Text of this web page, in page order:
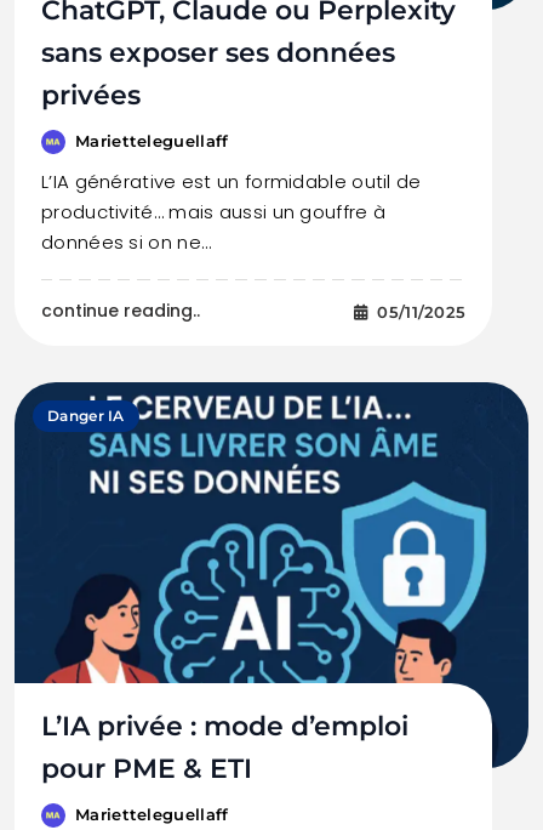
ChatGPT, Claude ou Perplexity
sans exposer ses données
privées
Marietteleguellaff
L’IA générative est un formidable outil de
productivité… mais aussi un gouffre à
données si on ne…
continue reading.. 05/11/2025
Danger IA
L’IA privée : mode d’emploi
pour PME & ETI
Marietteleguellaff